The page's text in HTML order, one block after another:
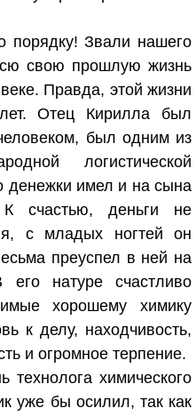
порядку! Звали нашего
свою прошлую жизнь
Правда, этой жизни
Отец Кирилла был
был одним из
логистической
денежки имел и на сына
счастью, деньги не
с младых ногтей он
преуспел в ней на
натуре счастливо
хорошему химику
к делу, находчивость,
и огромное терпение.
технолога химического
уже бы осилил, так как